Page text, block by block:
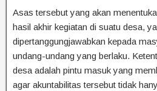
Asas tersebut yang akan
hasil akhir kegiatan di suatu desa,
dipertanggungjawabkan kepada
undang-undang yang berlaku.
desa adalah pintu masuk yang
agar akuntabilitas tersebut tidak